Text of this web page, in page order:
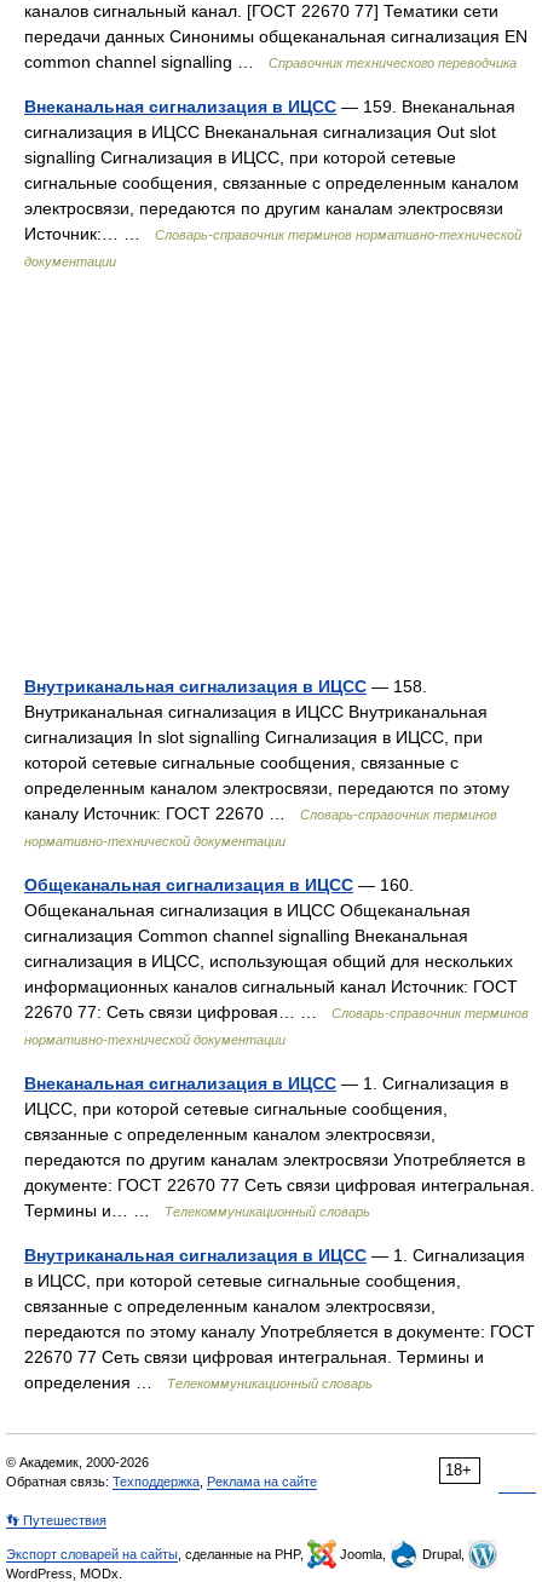
каналов сигнальный канал. [ГОСТ 22670 77] Тематики сети
передачи данных Синонимы общеканальная сигнализация EN
common channel signalling …
Справочник технического переводчика
Внеканальная сигнализация в ИЦСС — 159. Внеканальная
сигнализация в ИЦСС Внеканальная сигнализация Out slot
signalling Сигнализация в ИЦСС, при которой сетевые
сигнальные сообщения, связанные с определенным каналом
электросвязи, передаются по другим каналам электросвязи
Источник:… …
Словарь-справочник терминов нормативно-технической
документации
Внутриканальная сигнализация в ИЦСС — 158.
Внутриканальная сигнализация в ИЦСС Внутриканальная
сигнализация In slot signalling Сигнализация в ИЦСС, при
которой сетевые сигнальные сообщения, связанные с
определенным каналом электросвязи, передаются по этому
каналу Источник: ГОСТ 22670 …
Словарь-справочник терминов
нормативно-технической документации
Общеканальная сигнализация в ИЦСС — 160.
Общеканальная сигнализация в ИЦСС Общеканальная
сигнализация Common channel signalling Внеканальная
сигнализация в ИЦСС, использующая общий для нескольких
информационных каналов сигнальный канал Источник: ГОСТ
22670 77: Сеть связи цифровая… …
Словарь-справочник терминов
нормативно-технической документации
Внеканальная сигнализация в ИЦСС — 1. Сигнализация в
ИЦСС, при которой сетевые сигнальные сообщения,
связанные с определенным каналом электросвязи,
передаются по другим каналам электросвязи Употребляется в
документе: ГОСТ 22670 77 Сеть связи цифровая интегральная.
Термины и… …
Телекоммуникационный словарь
Внутриканальная сигнализация в ИЦСС — 1. Сигнализация
в ИЦСС, при которой сетевые сигнальные сообщения,
связанные с определенным каналом электросвязи,
передаются по этому каналу Употребляется в документе: ГОСТ
22670 77 Сеть связи цифровая интегральная. Термины и
определения …
Телекоммуникационный словарь
18+
© Академик, 2000-2026
Обратная связь: Техподдержка Реклама на сайте
👣 Путешествия
Экспорт словарей на сайты , сделанные на PHP, Joomla,
Drupal,
WordPress, MODx.